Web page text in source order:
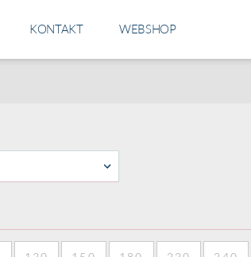
KONTAKT WEBSHOP